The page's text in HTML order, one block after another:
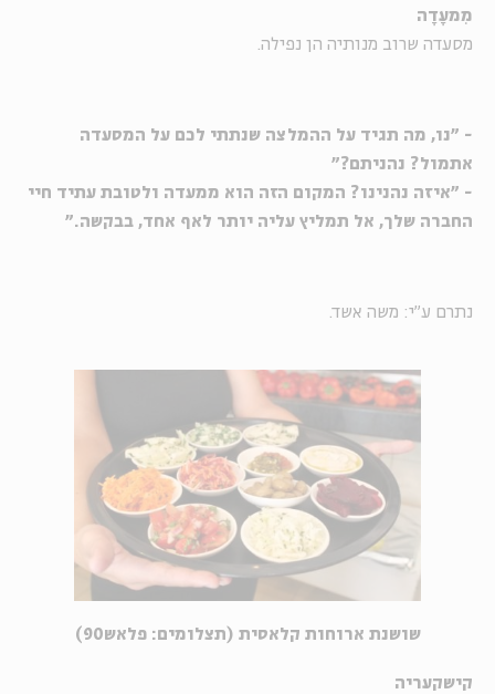
מִמעָדָה
מסעדה שרוב מנותיה הן נפילה.
- "נו, מה תגיד על ההמלצה שנתתי לכם על המסעדה
אתמול? נהניתם?"
- "איזה נהנינו? המקום הזה הוא ממעדה ולטובת עתיד חיי
החברה שלך, אל תמליץ עליה יותר לאף אחד, בבקשה."
נתרם ע"י: משה אשד.
שושנת ארוחות קלאסית (תצלומים: פלאש90)
קישקעריה